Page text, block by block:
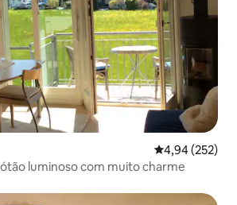
4,94 de uma
4,94 (252)
luminoso com muito charme